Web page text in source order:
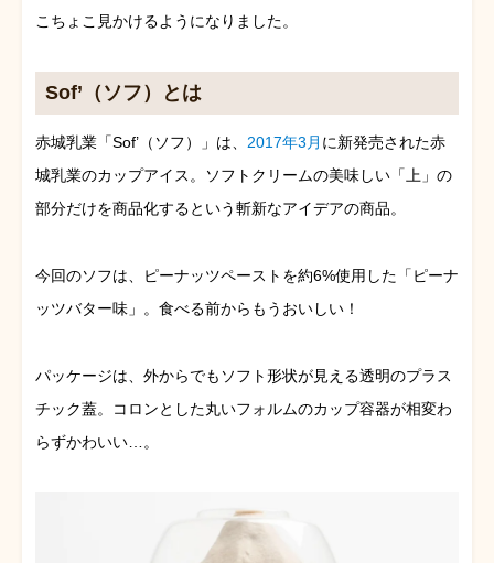
こちょこ見かけるようになりました。
Sof’（ソフ）とは
赤城乳業「Sof’（ソフ）」は、 2017年3月 に新発売された赤
城乳業のカップアイス。ソフトクリームの美味しい「上」の
部分だけを商品化するという斬新なアイデアの商品。
今回のソフは、ピーナッツペーストを約6%使用した「ピーナ
ッツバター味」。食べる前からもうおいしい！
パッケージは、外からでもソフト形状が見える透明のプラス
チック蓋。コロンとした丸いフォルムのカップ容器が相変わ
らずかわいい…。